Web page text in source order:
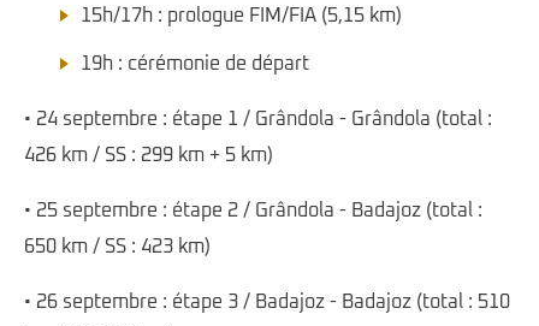
15h/17h : prologue FIM/FIA (5,15 km)
19h : cérémonie de départ
• 24 septembre : étape 1 / Grândola - Grândola (total :
426 km / SS : 299 km + 5 km)
• 25 septembre : étape 2 / Grândola - Badajoz (total :
650 km / SS : 423 km)
• 26 septembre : étape 3 / Badajoz - Badajoz (total : 510